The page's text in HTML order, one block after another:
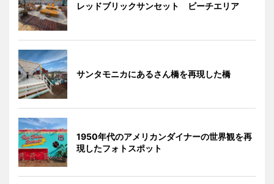
レッドブリックサンセット ビーチエリア
サンタモニカにあるさん橋を再現した橋
1950年代のアメリカンダイナーの世界観を再
現したフォトスポット